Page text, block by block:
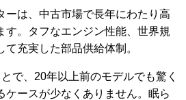
ーは、中古市場で長年にわたり高
す。タフなエンジン性能、世界規
充実した部品供給体制。
で、20年以上前のモデルでも驚く
ケースが少なくありません。眠ら